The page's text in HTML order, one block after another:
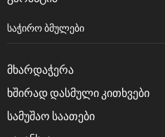
ᲡᲐᲭᲘᲠᲝ ᲑᲛᲣᲚᲔᲑᲘ
მხარდაჭერა
ხშირად დასმული კითხვები
სამუშაო საათები